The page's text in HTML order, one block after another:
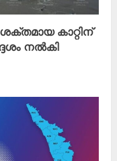
കാറ്റിന്
നൽകി